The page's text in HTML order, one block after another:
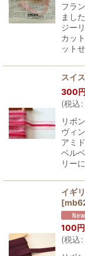
フラ
まし
ジー
カッ
ット
スイ
300円
(税込:
リボ
ヴィ
アミ
ベル
リー
イギ
[
100円
(税込: